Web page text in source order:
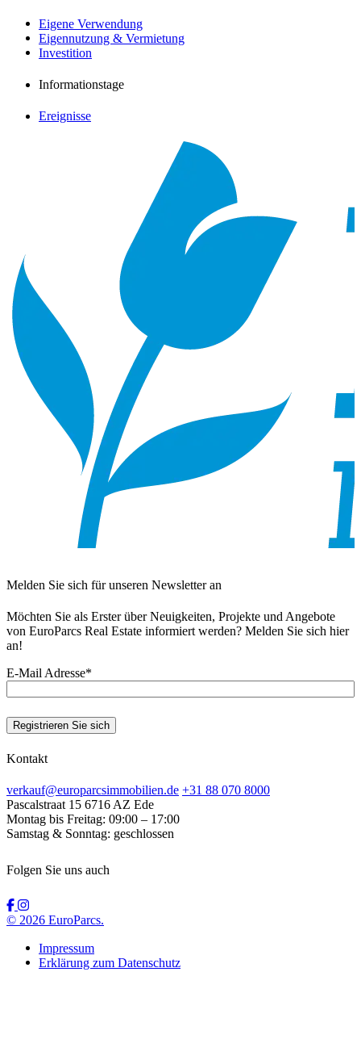
Eigene Verwendung
Eigennutzung & Vermietung
Investition
Informationstage
Ereignisse
Melden Sie sich für unseren Newsletter an
Möchten Sie als Erster über Neuigkeiten, Projekte und Angebote
von EuroParcs Real Estate informiert werden? Melden Sie sich hier
an!
E-Mail Adresse*
Kontakt
verkauf@europarcsimmobilien.de +31 88 070 8000
Pascalstraat 15 6716 AZ Ede
Montag bis Freitag: 09:00 – 17:00
Samstag & Sonntag: geschlossen
Folgen Sie uns auch
© 2026 EuroParcs.
Impressum
Erklärung zum Datenschutz